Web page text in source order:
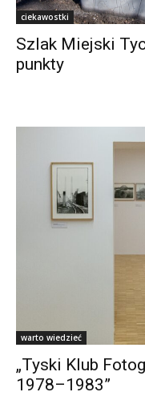
ciekawostki
Szlak Miejski
punkty
warto wiedzieć
„Tyski Klub
1978–1983”